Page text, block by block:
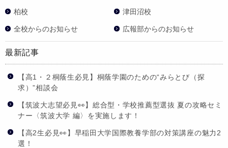
柏校 津田沼校
全校からのお知らせ 広報部からのお知らせ
最新記事
【高1・２桐蔭生必見】桐蔭学園のための“みらとび（探
求）”相談会
【筑波大志望必見👀】総合型・学校推薦型選抜 夏の攻略セミ
ナー〈筑波大学 編〉を実施します！
【高2生必見👀】早稲田大学国際教養学部の対策講座の魅力2
選！